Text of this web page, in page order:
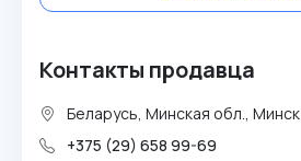
Контакты продавца
Беларусь, Минская обл., Минск
+375 (29) 658 99-69